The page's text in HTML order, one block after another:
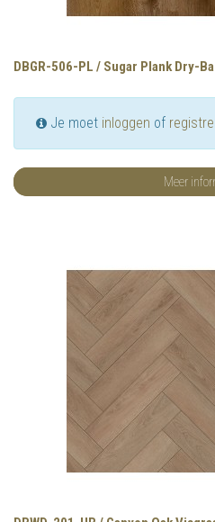
DBGR-506-PL / Sugar Plank Dry-
Je moet inloggen of
Meer